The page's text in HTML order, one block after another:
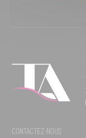
CONTACTEZ-NOUS